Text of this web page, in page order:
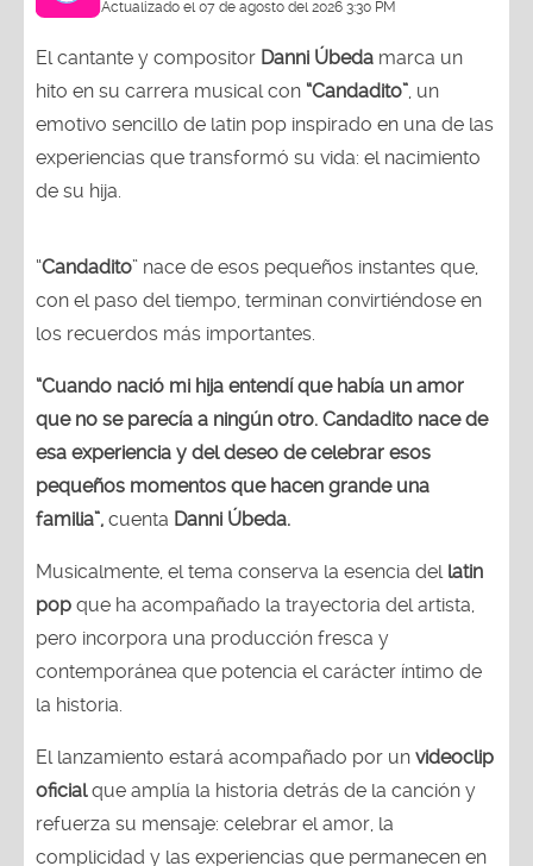
hito en su carrera musical con“Candadito”, un
emotivo sencillo de latin pop inspirado en una de las
experiencias que transformó su vida: el nacimiento
de su hija.
con el paso del tiempo, terminan convirtiéndose en
los recuerdos más importantes.
que no se parecía a ningún otro. Candadito nace de
esa experiencia y del deseo de celebrar esos
pequeños momentos que hacen grande una
familia”,cuentaDanni Úbeda.
popque ha acompañado la trayectoria del artista,
pero incorpora una producción fresca y
contemporánea que potencia el carácter íntimo de
la historia.
oficialque amplía la historia detrás de la canción y
refuerza su mensaje: celebrar el amor, la
complicidad y las experiencias que permanecen en